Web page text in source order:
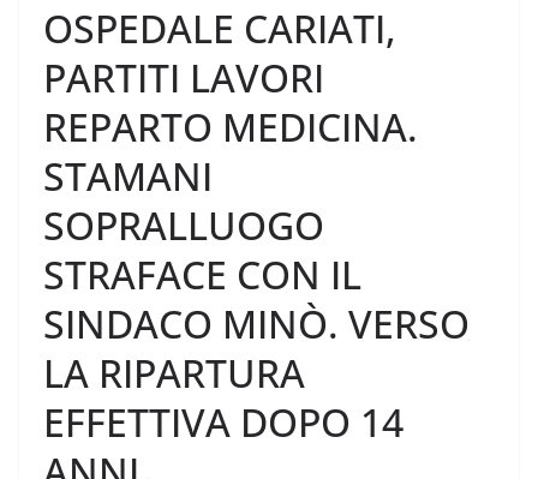
OSPEDALE CARIATI,
PARTITI LAVORI
REPARTO MEDICINA.
STAMANI
SOPRALLUOGO
STRAFACE CON IL
SINDACO MINÒ. VERSO
LA RIPARTURA
EFFETTIVA DOPO 14